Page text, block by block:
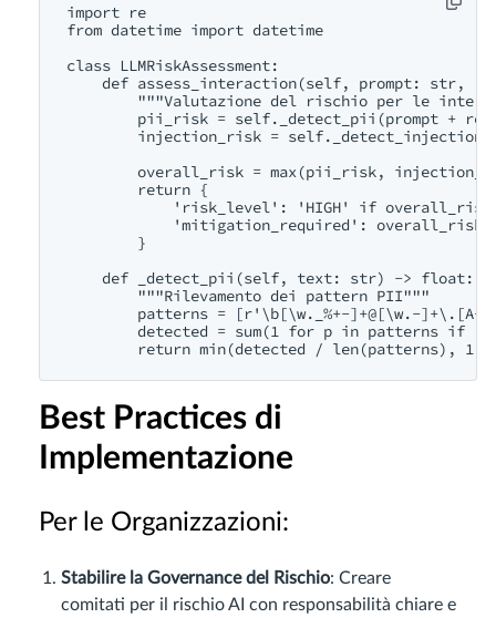
import re
from datetime import datetime
class LLMRiskAssessment:
def assess_interaction(self, prompt: str,
"""Valutazione del rischio per le
pii_risk = self._detect_pii(prompt +
injection_risk =
overall_risk = max(pii_risk,
        return {
'risk_level': 'HIGH' if
'mitigation_required': overall_risk
        }
    def _detect_pii(self, text: str) -> float:
        """Rilevamento dei pattern PII"""
patterns = [r'\b[\w._%+-]+@[\w.-]+\.[A-
detected = sum(1 for p in patterns if
Best Practices di
Implementazione
Per le Organizzazioni:
Stabilire la Governance del Rischio: Creare
comitati per il rischio AI con responsabilità chiare e